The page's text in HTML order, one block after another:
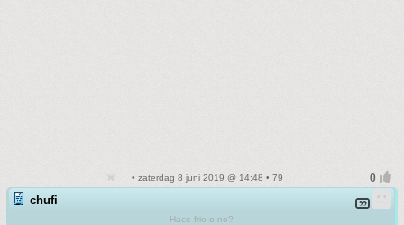
• zaterdag 8 juni 2019 @ 14:48 • 79
chufi
Hace frio o no?